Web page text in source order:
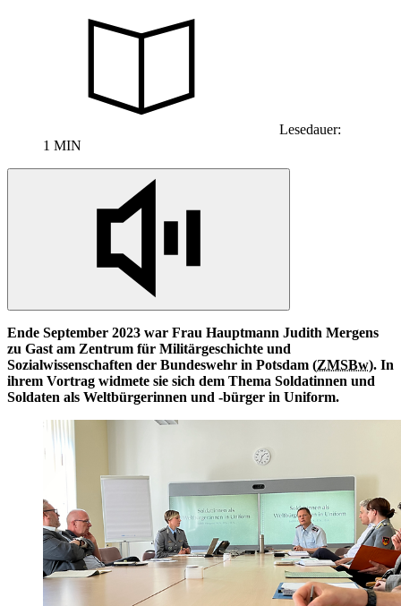
Lesedauer:
1 MIN
Ende September 2023 war Frau Hauptmann Judith Mergens
zu Gast am Zentrum für Militärgeschichte und
Sozialwissenschaften der Bundeswehr in Potsdam (ZMSBw). In
ihrem Vortrag widmete sie sich dem Thema Soldatinnen und
Soldaten als Weltbürgerinnen und -bürger in Uniform.